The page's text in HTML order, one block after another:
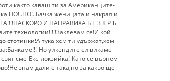
както каваш ти за Американците-
женицата и накрая и
И НАПРАВИХА Б Е З К Р Ъ
технологии!!!!!Заклевам се!И кой
стотинки!А тука хем ти удържат,хем
Но уикендите си викаме
сме-Ексглокзийка!-Като се върнем-
знам дали е така,но за какво ще